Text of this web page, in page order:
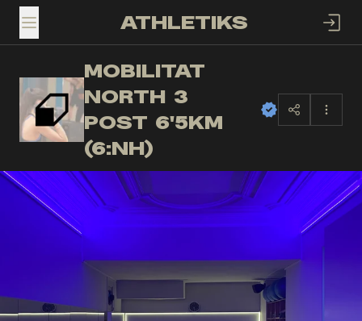
TOGGLE MENUATHLETIKS
MN
MOBILITAT
NORTH 3
POST 6'5KM
(6:NH)